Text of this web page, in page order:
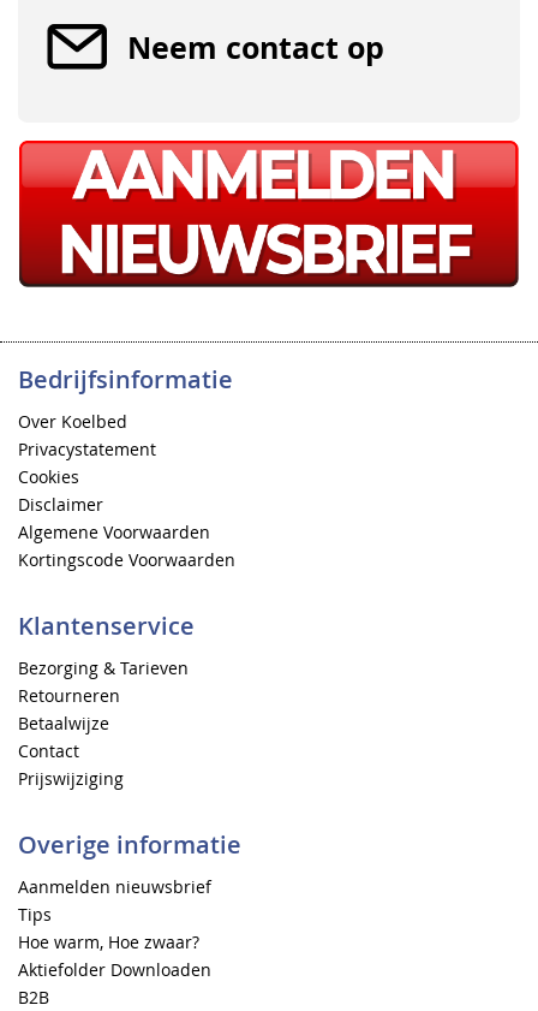
Neem contact op
Bedrijfsinformatie
Over Koelbed
Privacystatement
Cookies
Disclaimer
Algemene Voorwaarden
Kortingscode Voorwaarden
Klantenservice
Bezorging & Tarieven
Retourneren
Betaalwijze
Contact
Prijswijziging
Overige informatie
Aanmelden nieuwsbrief
Tips
Hoe warm, Hoe zwaar?
Aktiefolder Downloaden
B2B